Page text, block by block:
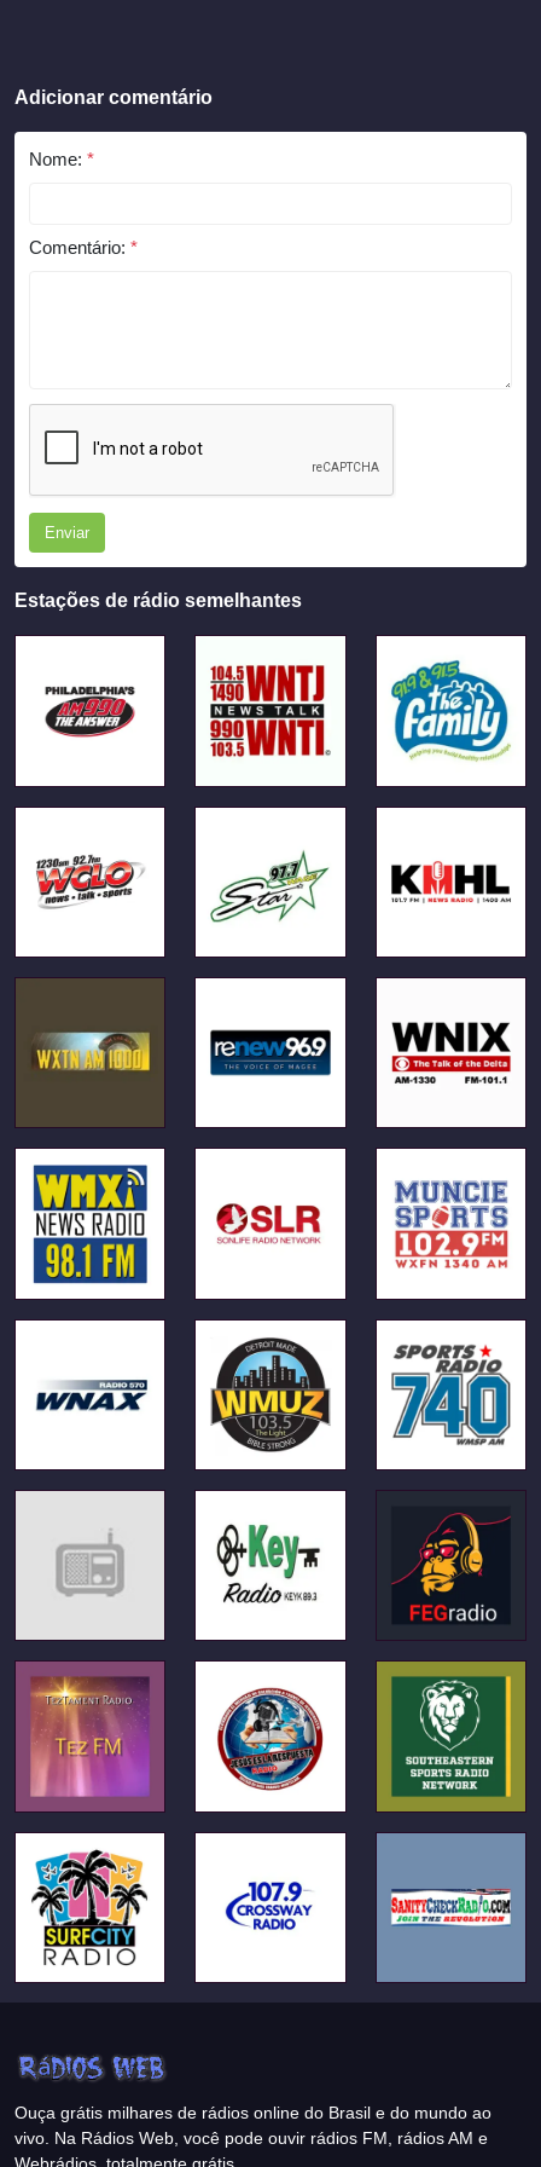
Adicionar comentário
Nome: *
Comentário: *
Enviar
Estações de rádio semelhantes
Ouça grátis milhares de rádios online do Brasil e do mundo ao
vivo. Na Rádios Web, você pode ouvir rádios FM, rádios AM e